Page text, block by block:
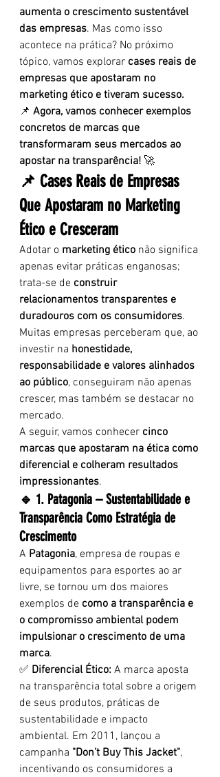
aumenta o crescimento sustentável
das empresas. Mas como isso
acontece na prática? No próximo
tópico, vamos explorar cases reais de
empresas que apostaram no
marketing ético e tiveram sucesso.
📌 Agora, vamos conhecer exemplos
concretos de marcas que
transformaram seus mercados ao
apostar na transparência! 🚀
📌 Cases Reais de Empresas
Que Apostaram no Marketing
Ético e Cresceram
Adotar o marketing ético não significa
apenas evitar práticas enganosas;
trata-se de construir
relacionamentos transparentes e
duradouros com os consumidores.
Muitas empresas perceberam que, ao
investir na honestidade,
responsabilidade e valores alinhados
ao público, conseguiram não apenas
crescer, mas também se destacar no
mercado.
A seguir, vamos conhecer cinco
marcas que apostaram na ética como
diferencial e colheram resultados
impressionantes.
🔹 1. Patagonia – Sustentabilidade e
Transparência Como Estratégia de
Crescimento
A Patagonia, empresa de roupas e
equipamentos para esportes ao ar
livre, se tornou um dos maiores
exemplos de como a transparência e
o compromisso ambiental podem
impulsionar o crescimento de uma
marca.
✅ Diferencial Ético: A marca aposta
na transparência total sobre a origem
de seus produtos, práticas de
sustentabilidade e impacto
ambiental. Em 2011, lançou a
campanha "Don’t Buy This Jacket",
incentivando os consumidores a